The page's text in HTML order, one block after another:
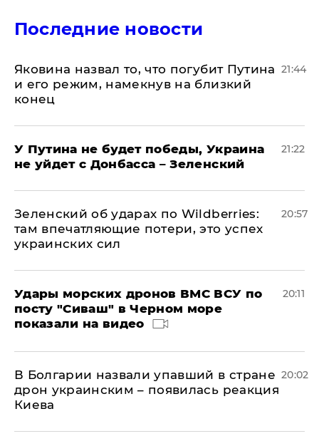
Последние новости
Яковина назвал то, что погубит Путина
и его режим, намекнув на близкий
конец
21:44
У Путина не будет победы, Украина
не уйдет с Донбасса – Зеленский
21:22
Зеленский об ударах по Wildberries:
там впечатляющие потери, это успех
украинских сил
20:57
Удары морских дронов ВМС ВСУ по
посту "Сиваш" в Черном море
показали на видео
20:11
В Болгарии назвали упавший в стране
дрон украинским – появилась реакция
Киева
20:02